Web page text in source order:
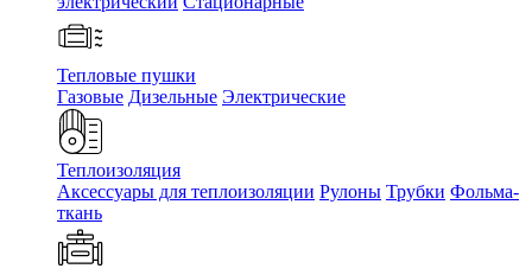
Тепловые пушки
Газовые Дизельные Электрические
Теплоизоляция
Аксессуары для теплоизоляции Рулоны Трубки Фольма-
ткань